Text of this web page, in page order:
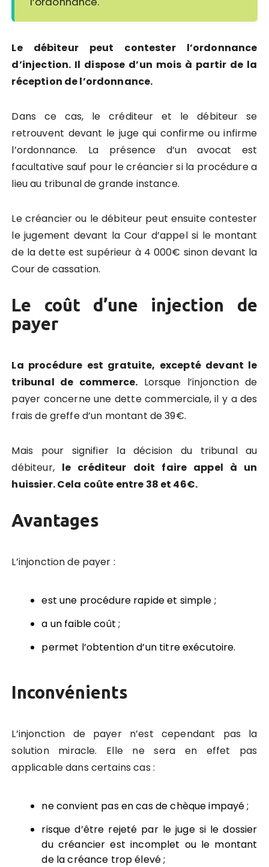
Le débiteur peut contester l’ordonnance
d’injection. Il dispose d’un mois à partir de la
réception de l’ordonnance.
Dans ce cas, le créditeur et le débiteur se
retrouvent devant le juge qui confirme ou infirme
l’ordonnance. La présence d’un avocat est
facultative sauf pour le créancier si la procédure a
lieu au tribunal de grande instance.
Le créancier ou le débiteur peut ensuite contester
le jugement devant la Cour d’appel si le montant
de la dette est supérieur à 4 000€ sinon devant la
Cour de cassation.
Le coût d’une injection de
payer
La procédure est gratuite, excepté devant le
tribunal de commerce. Lorsque l’injonction de
payer concerne une dette commerciale, il y a des
frais de greffe d’un montant de 39€.
Mais pour signifier la décision du tribunal au
débiteur, le créditeur doit faire appel à un
huissier. Cela coûte entre 38 et 46€.
Avantages
L’injonction de payer :
est une procédure rapide et simple ;
a un faible coût ;
permet l’obtention d’un titre exécutoire.
Inconvénients
L’injonction de payer n’est cependant pas la
solution miracle. Elle ne sera en effet pas
applicable dans certains cas :
ne convient pas en cas de chèque impayé ;
risque d’être rejeté par le juge si le dossier
du créancier est incomplet ou le montant
de la créance trop élevé ;